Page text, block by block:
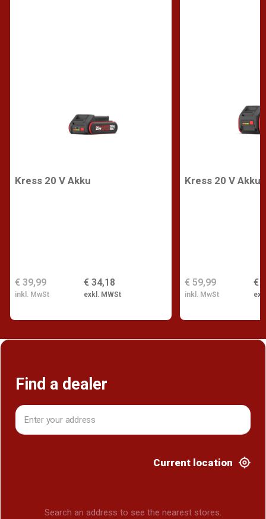
Kress 20 V Akku
€ 34,18
exkl. MWSt
€ 39,99
inkl. MwSt
Kress 20 V Akku
€
€ 59,99
inkl. MwSt
Find a dealer
Current location
Search an address to see the nearest stores.